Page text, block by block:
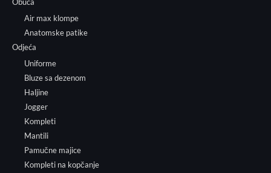
Air max klompe
Anatomske patike
Odjeća
Uniforme
Bluze sa dezenom
Haljine
Jogger
Kompleti
Mantili
Pamučne majice
Kompleti na kopčanje